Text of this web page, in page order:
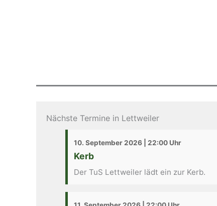
Nächste Termine in Lettweiler
10. September 2026 | 22:00 Uhr
Kerb
Der TuS Lettweiler lädt ein zur Kerb.